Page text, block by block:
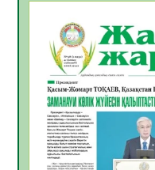
ҚЫЗЫЛОРДАДА
ЖАРҚЫН
МӘЖІЛІС ӨТТІ
05.08.2026
Қазақстан
қолайлы ел
05.08.2026